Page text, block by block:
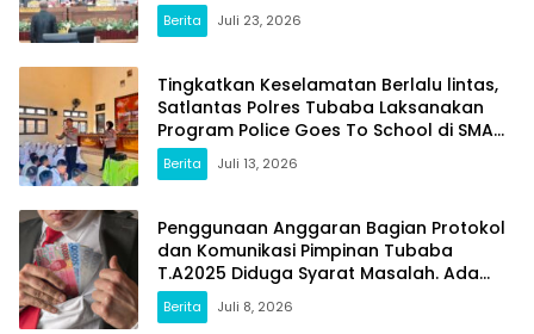
Berita Juli 23, 2026
Tingkatkan Keselamatan Berlalu lintas,
Satlantas Polres Tubaba Laksanakan
Program Police Goes To School di SMAN
1 Tumijajar
Berita Juli 13, 2026
Penggunaan Anggaran Bagian Protokol
dan Komunikasi Pimpinan Tubaba
T.A2025 Diduga Syarat Masalah. Ada
Indikasi Tumpang Tindih dan Kegiatan
Fiktif
Berita Juli 8, 2026